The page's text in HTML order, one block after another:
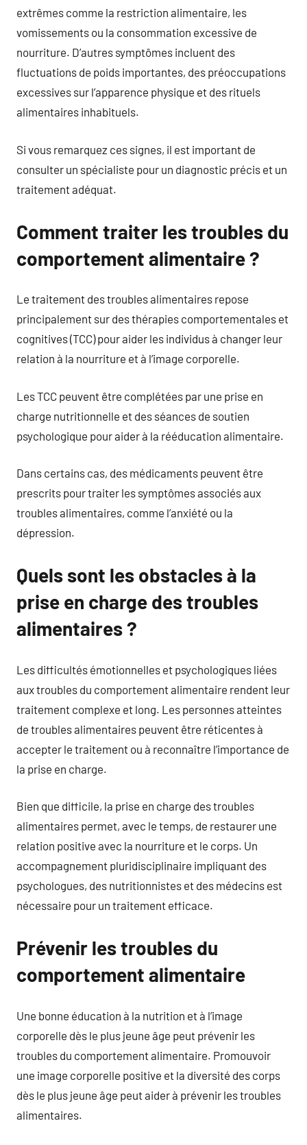
extrêmes comme la restriction alimentaire, les
vomissements ou la consommation excessive de
nourriture. D’autres symptômes incluent des
fluctuations de poids importantes, des préoccupations
excessives sur l’apparence physique et des rituels
alimentaires inhabituels.
Si vous remarquez ces signes, il est important de
consulter un spécialiste pour un diagnostic précis et un
traitement adéquat.
Comment traiter les troubles du
comportement alimentaire ?
Le traitement des troubles alimentaires repose
principalement sur des thérapies comportementales et
cognitives (TCC) pour aider les individus à changer leur
relation à la nourriture et à l’image corporelle.
Les TCC peuvent être complétées par une prise en
charge nutritionnelle et des séances de soutien
psychologique pour aider à la rééducation alimentaire.
Dans certains cas, des médicaments peuvent être
prescrits pour traiter les symptômes associés aux
troubles alimentaires, comme l’anxiété ou la
dépression.
Quels sont les obstacles à la
prise en charge des troubles
alimentaires ?
Les difficultés émotionnelles et psychologiques liées
aux troubles du comportement alimentaire rendent leur
traitement complexe et long. Les personnes atteintes
de troubles alimentaires peuvent être réticentes à
accepter le traitement ou à reconnaître l’importance de
la prise en charge.
Bien que difficile, la prise en charge des troubles
alimentaires permet, avec le temps, de restaurer une
relation positive avec la nourriture et le corps. Un
accompagnement pluridisciplinaire impliquant des
psychologues, des nutritionnistes et des médecins est
nécessaire pour un traitement efficace.
Prévenir les troubles du
comportement alimentaire
Une bonne éducation à la nutrition et à l’image
corporelle dès le plus jeune âge peut prévenir les
troubles du comportement alimentaire. Promouvoir
une image corporelle positive et la diversité des corps
dès le plus jeune âge peut aider à prévenir les troubles
alimentaires.